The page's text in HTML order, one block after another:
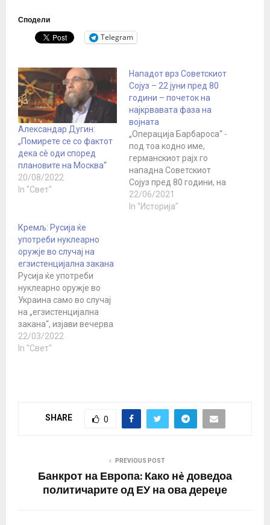
Сподели
Telegram
Александар Дугин:
„Помирете се со фактот
дека сè оди според
плановите на Москва“
20/08/2022
In "Свет"
Нападот врз Советскиот
Сојуз – 22 јуни пред 80
години – почеток на
најкрвавата фаза на
војната
„Операција Барбароса“ -
под тоа кодно име,
германскиот рајх го
нападна Советскиот
Сојуз пред 80 години, на
22 јуни 1941
година. Најкрвавата
22/06/2021
In "Историја"
Кремљ: Русија ќе
употреби нуклеарно
оружје во случај на
егзистенцијална закана
Русија ќе употреби
нуклеарно оружје во
Украина само во случај
на „егзистенцијална
закана“, изјави вечерва
портпаролот на Кремљ,
Дмитриј Песков. „Ние
на нуклеарно оружје.
22/03/2022
In "Свет"
SHARE 0
PREVIOUS POST
Банкрот на Европа: Како нè доведоа
политичарите од ЕУ на ова дереџе